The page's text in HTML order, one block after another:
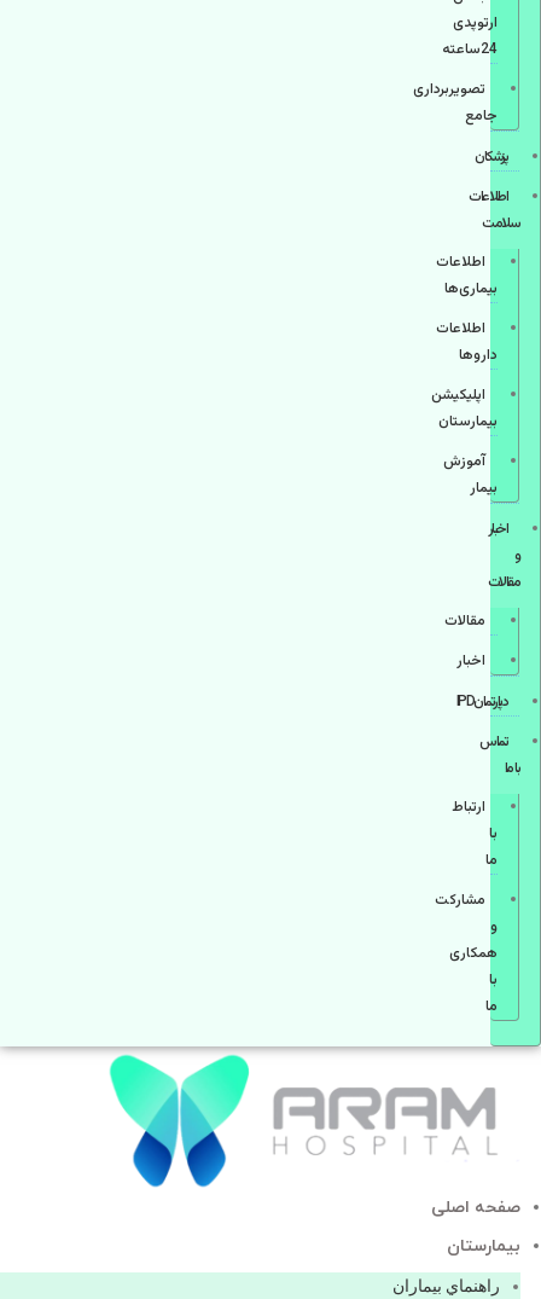
ارتوپدی
24ساعته
تصویربرداری
جامع
پزشكان
اطلاعات
سلامت
اطلاعات
بیماری‌ها
اطلاعات
دارو‌ها
اپليكيشن
بيمارستان
آموزش
بیمار
اخبار
و
مقالات
مقالات
اخبار
دپارتمانIPD
تماس
با ما
ارتباط
با
ما
مشاركت
و
همكاری
با
ما
صفحه اصلی
بيمارستان
راهنماي بیماران